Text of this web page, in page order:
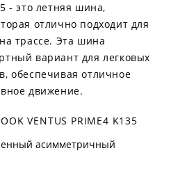
- это летняя шина,
отлично подходит для
трассе. Эта шина
вариант для легковых
обеспечивая отличное
движение.
VENTUS PRIME4 K135
асимметричный